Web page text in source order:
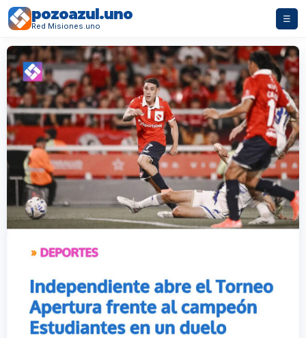
pozoazul.uno
Red Misiones.uno
☰